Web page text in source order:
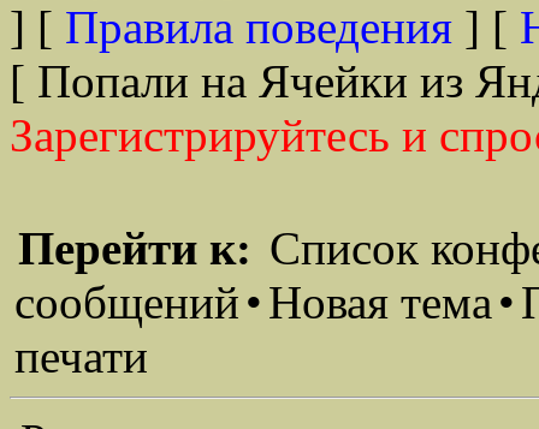
] [ Правила поведения ] [
[ Попали на Ячейки из
Зарегистрируйтесь и
Перейти к: Список
сообщений•Новая тема•
печати